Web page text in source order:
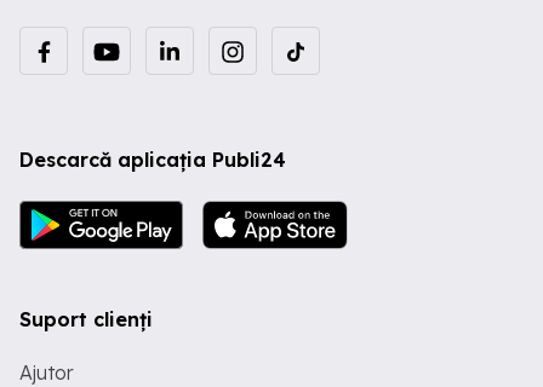
Descarcă aplicația Publi24
Suport clienți
Ajutor